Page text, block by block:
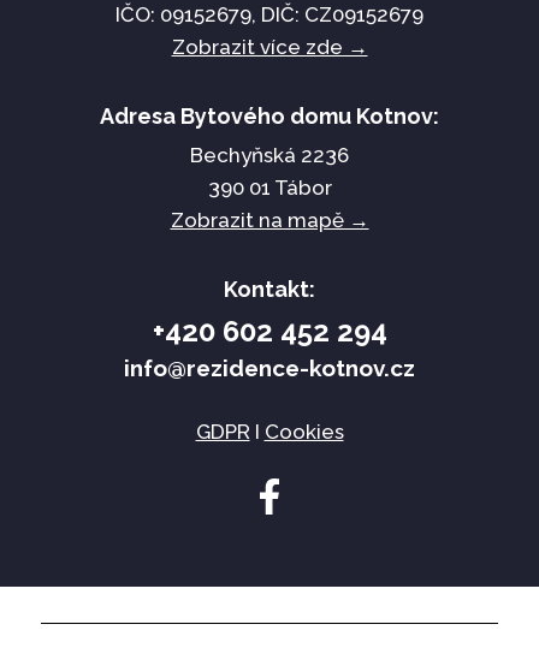
IČO: 09152679, DIČ: CZ09152679
Zobrazit více zde →
Adresa Bytového domu Kotnov:
Bechyňská 2236
390 01 Tábor
Zobrazit na mapě →
Kontakt:
+420 602 452 294
info@rezidence-kotnov.cz
GDPRI Cookies